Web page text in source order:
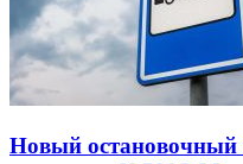
Новый остановочный